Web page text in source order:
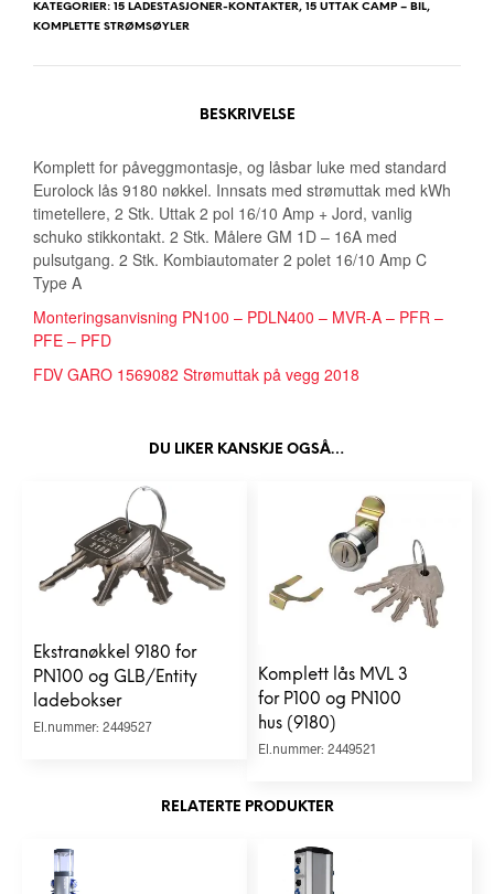
KATEGORIER: 15 LADESTASJONER-KONTAKTER, 15 UTTAK CAMP – BIL,
KOMPLETTE STRØMSØYLER
BESKRIVELSE
Komplett for påveggmontasje, og låsbar luke med standard
Eurolock lås 9180 nøkkel. Innsats med strømuttak med kWh
timetellere, 2 Stk. Uttak 2 pol 16/10 Amp + Jord, vanlig
schuko stikkontakt. 2 Stk. Målere GM 1D – 16A med
pulsutgang. 2 Stk. Kombiautomater 2 polet 16/10 Amp C
Type A
Monteringsanvisning PN100 – PDLN400 – MVR-A – PFR –
PFE – PFD
FDV GARO 1569082 Strømuttak på vegg 2018
DU LIKER KANSKJE OGSÅ…
Ekstranøkkel 9180 for
PN100 og GLB/Entity
ladebokser
El.nummer: 2449527
Komplett lås MVL 3
for P100 og PN100
hus (9180)
El.nummer: 2449521
RELATERTE PRODUKTER